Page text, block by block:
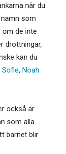
när du
som
om de inte
drottningar,
kan du
Sofie, Noah
också är
som alla
barnet blir